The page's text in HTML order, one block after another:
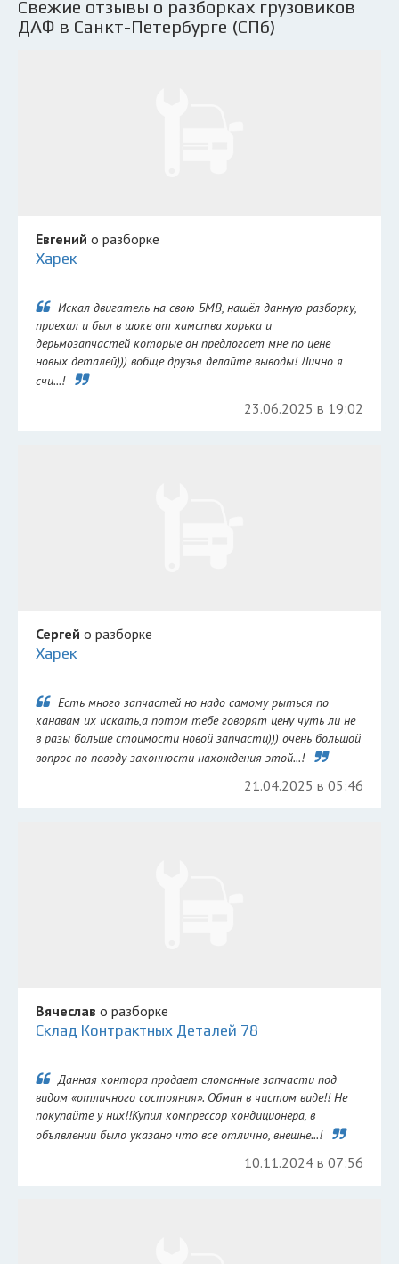
Свежие отзывы о разборках грузовиков
ДАФ в Санкт-Петербурге (СПб)
Евгений о разборке
Харек
Искал двигатель на свою БМВ, нашёл данную разборку,
приехал и был в шоке от хамства хорька и
дерьмозапчастей которые он предлогает мне по цене
новых деталей))) вобще друзья делайте выводы! Лично я
счи...!
23.06.2025 в 19:02
Сергей о разборке
Харек
Есть много запчастей но надо самому рыться по
канавам их искать,а потом тебе говорят цену чуть ли не
в разы больше стоимости новой запчасти))) очень большой
вопрос по поводу законности нахождения этой...!
21.04.2025 в 05:46
Вячеслав о разборке
Склад Контрактных Деталей 78
Данная контора продает сломанные запчасти под
видом «отличного состояния». Обман в чистом виде!! Не
покупайте у них!!Купил компрессор кондиционера, в
объявлении было указано что все отлично, внешне...!
10.11.2024 в 07:56